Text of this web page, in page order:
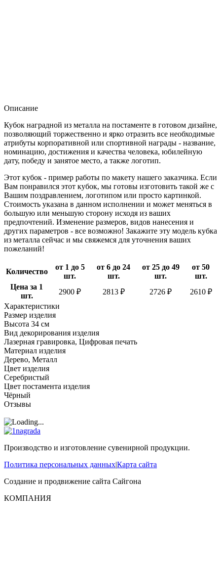
Описание
Кубок наградной из металла на постаменте в готовом дизайне,
позволяющий торжественно и ярко отразить все необходимые
атрибуты корпоративной или спортивной награды - название,
номинацию, достижения и качества человека, юбилейную
дату, победу и занятое место, а также логотип.
Этот кубок - пример работы по макету нашего заказчика. Если
Вам понравился этот кубок, мы готовы изготовить такой же с
Вашим поздравлением, логотипом или просто картинкой.
Стоимость указана в данном исполнении и может меняться в
большую или меньшую сторону исходя из ваших
предпочтений. Изменение размеров, видов нанесения и
других параметров - все возможно! Закажите эту модель кубка
из металла сейчас и мы свяжемся для уточнения ваших
пожеланий!
Количество
от 1 до 5
шт.
от 6 до 24
шт.
от 25 до 49
шт.
от 50
шт.
Цена за 1
шт.
2900 ₽ 2813 ₽ 2726 ₽
2610 ₽
Характеристики
Размер изделия
Высота 34 см
Вид декорирования изделия
Лазерная гравировка, Цифровая печать
Материал изделия
Дерево, Металл
Цвет изделия
Серебристый
Цвет постамента изделия
Чёрный
Отзывы
Производство и изготовление сувенирной продукции.
Политика персональных данных|Карта сайта
Создание и продвижение сайта Сайгона
КОМПАНИЯ